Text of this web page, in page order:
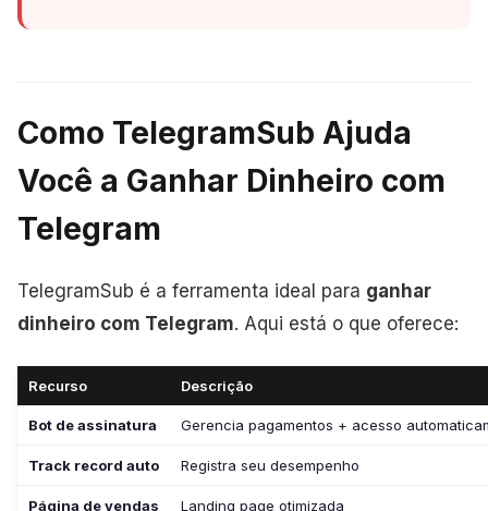
Como TelegramSub Ajuda
Você a Ganhar Dinheiro com
Telegram
TelegramSub é a ferramenta ideal para ganhar
dinheiro com Telegram. Aqui está o que oferece:
Recurso Descrição
Bot de assinatura Gerencia pagamentos + acesso
Track record auto Registra seu desempenho
Página de vendas Landing page otimizada